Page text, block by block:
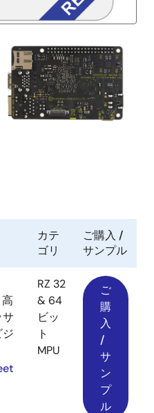
カテ
ゴリ
ご購入 /
サンプル
RZ 32
& 64
ビッ
ト
MPU
ご
購
入
/
サ
ン
プ
ル